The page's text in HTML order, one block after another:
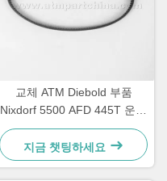
교체 ATM Diebold 부품
Nixdorf 5500 AFD 445T 운송
벨트 2900837500AH
지금 챗팅하세요